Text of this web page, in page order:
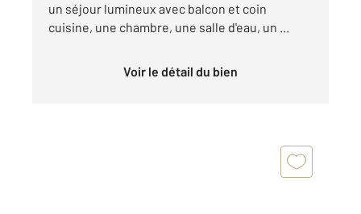
un séjour lumineux avec balcon et coin
cuisine, une chambre, une salle d'eau, un ...
Voir le détail du bien